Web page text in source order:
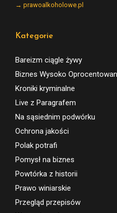
Kategorie
Bareizm ciągle żywy
Biznes Wysoko Oprocentowany
Kroniki kryminalne
Live z Paragrafem
Na sąsiednim podwórku
Ochrona jakości
Polak potrafi
Pomysł na biznes
Powtórka z historii
Prawo winiarskie